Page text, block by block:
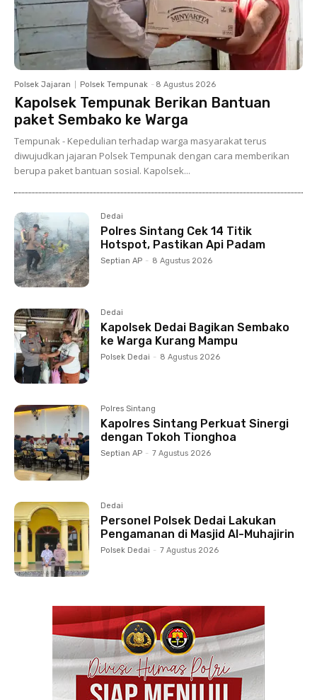
Polsek Jajaran Polsek Tempunak - 8 Agustus 2026
Kapolsek Tempunak Berikan Bantuan
paket Sembako ke Warga
Tempunak - Kepedulian terhadap warga masyarakat terus
diwujudkan jajaran Polsek Tempunak dengan cara memberikan
berupa paket bantuan sosial. Kapolsek...
Dedai
Polres Sintang Cek 14 Titik
Hotspot, Pastikan Api Padam
Septian AP - 8 Agustus 2026
Dedai
Kapolsek Dedai Bagikan Sembako
ke Warga Kurang Mampu
Polsek Dedai - 8 Agustus 2026
Polres Sintang
Kapolres Sintang Perkuat Sinergi
dengan Tokoh Tionghoa
Septian AP - 7 Agustus 2026
Dedai
Personel Polsek Dedai Lakukan
Pengamanan di Masjid Al-Muhajirin
Polsek Dedai - 7 Agustus 2026